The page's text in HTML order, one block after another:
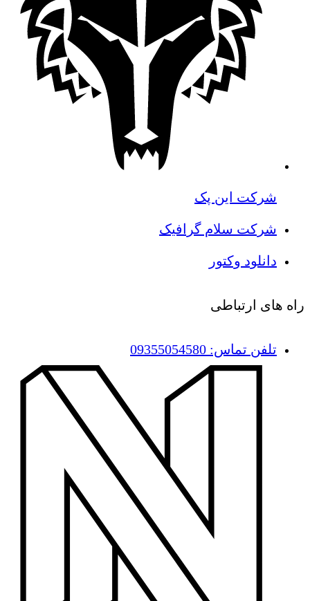
شرکت این پک
شرکت سلام گرافیک
دانلود وکتور
راه های ارتباطی
تلفن تماس: 09355054580